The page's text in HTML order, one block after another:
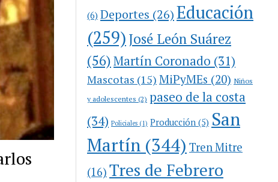
(6) Deportes (26)Educación
(259)José León Suárez
(56)Martín Coronado (31)
Mascotas (15) MiPyMEs (20) Niños
y adolescentes (2) paseo de la costa
(34) Policiales (1) Producción (5) San
Martín (344) Tren Mitre
(16) Tres de Febrero